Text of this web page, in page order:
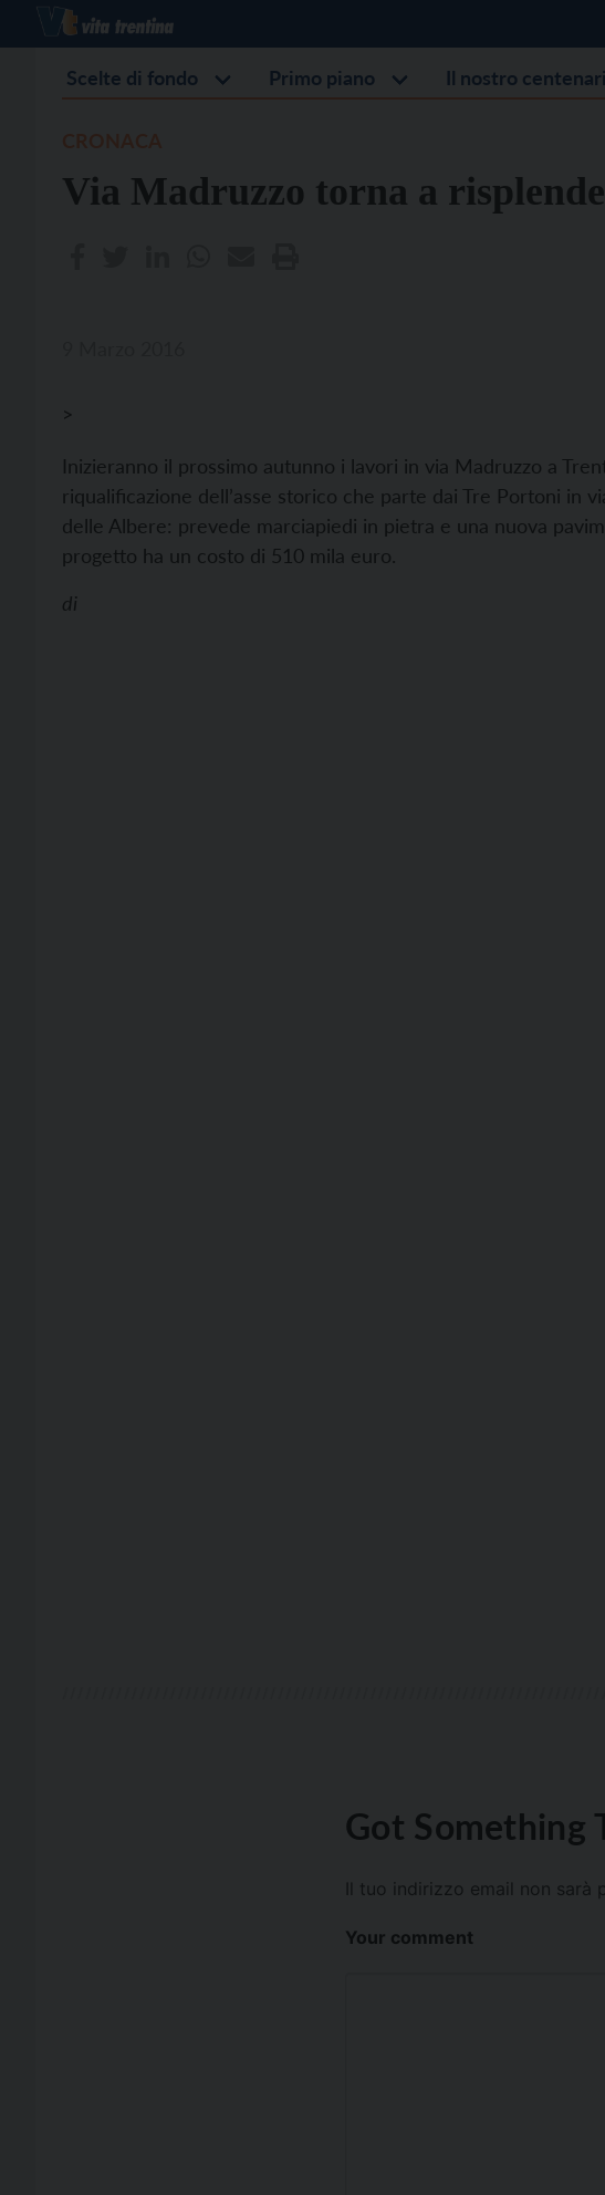
Scelte di fondo Primo piano Il nostro
Via Madruzzo torna a
>
Inizieranno il prossimo autunno i lavori in via Madruzzo a
riqualificazione dell’asse storico che parte dai Tre Portoni in
delle Albere: prevede marciapiedi in pietra e una nuova
progetto ha un costo di 510 mila euro.
di
Got Something
Il tuo indirizzo email non sarà
Your comment